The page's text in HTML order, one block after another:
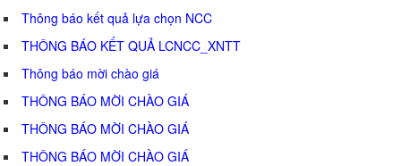
Thông báo kết quả lựa chọn NCC
THÔNG BÁO KẾT QUẢ LCNCC_XNTT
Thông báo mời chào giá
THÔNG BÁO MỜI CHÀO GIÁ
THÔNG BÁO MỜI CHÀO GIÁ
THÔNG BÁO MỜI CHÀO GIÁ